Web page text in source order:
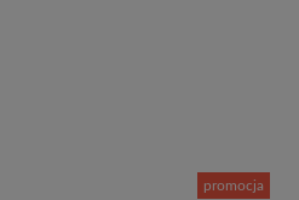
promocja